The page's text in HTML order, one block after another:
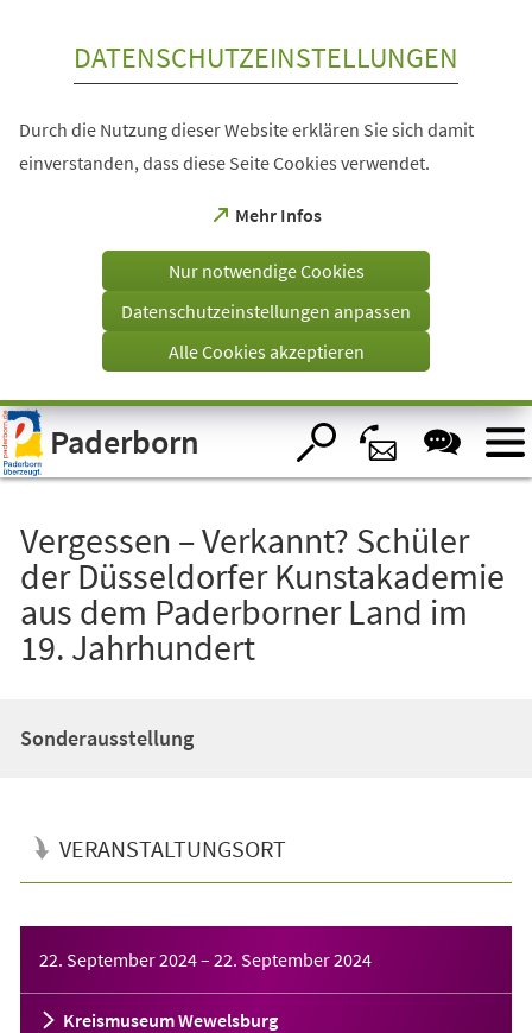
Visuelle
Assistenzsoftware
öffnen.
DATENSCHUTZEINSTELLUNGEN
Durch die Nutzung dieser Website erklären Sie sich damit
einverstanden, dass diese Seite Cookies verwendet.
Mehr Infos
(Öffnet
einem
Tab)
Nur notwendige Cookies
Datenschutzeinstellungen anpassen
Alle Cookies akzeptieren
Paderborn
Vergessen – Verkannt? Schüler
der Düsseldorfer Kunstakademie
aus dem Paderborner Land im
19. Jahrhundert
Sonderausstellung
VERANSTALTUNGSORT
22. September 2024– 22. September 2024
Kreismuseum Wewelsburg